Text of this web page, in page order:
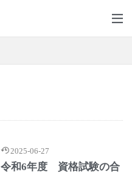
2025-06-27
令和6年度 資格試験の合